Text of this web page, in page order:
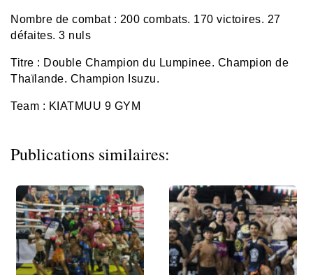
Nombre de combat : 200 combats. 170 victoires. 27
défaites. 3 nuls
Titre : Double Champion du Lumpinee. Champion de
Thaïlande. Champion Isuzu.
Team : KIATMUU 9 GYM
Publications similaires: